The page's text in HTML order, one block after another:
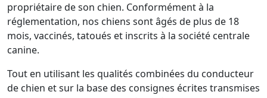
propriétaire de son chien. Conformément à la
réglementation, nos chiens sont âgés de plus de 18
mois, vaccinés, tatoués et inscrits à la société centrale
canine.
Tout en utilisant les qualités combinées du conducteur
de chien et sur la base des consignes écrites transmises